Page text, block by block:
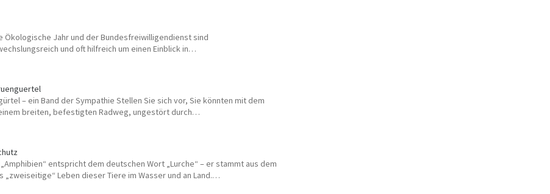
Ökologische Jahr und der Bundesfreiwilligendienst sind
und oft hilfreich um einen Einblick in…
– ein Band der Sympathie Stellen Sie sich vor, Sie könnten mit dem
breiten, befestigten Radweg, ungestört durch…
entspricht dem deutschen Wort „Lurche“ – er stammt aus dem
„zweiseitige“ Leben dieser Tiere im Wasser und an Land.…